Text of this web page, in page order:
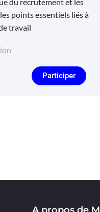
points essentiels liés à
travail
Participer
A propos de